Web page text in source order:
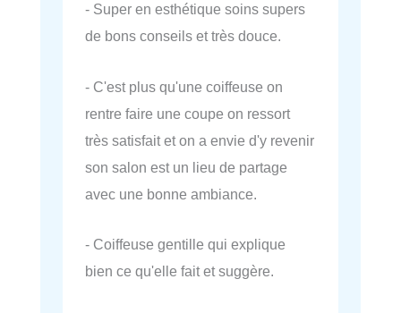
- Super en esthétique soins supers
de bons conseils et très douce.
- C'est plus qu'une coiffeuse on
rentre faire une coupe on ressort
très satisfait et on a envie d'y revenir
son salon est un lieu de partage
avec une bonne ambiance.
- Coiffeuse gentille qui explique
bien ce qu'elle fait et suggère.